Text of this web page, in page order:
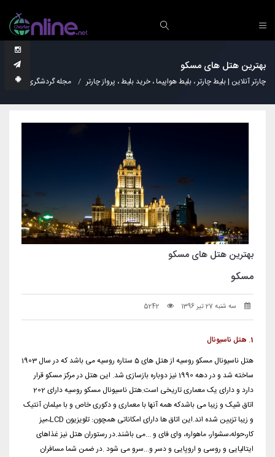
بهترین هتل های مسکو
چارتر آنلاین | بلیط چارتر ، بلیط هواپیما ، خرید بلیط ، پرواز چارتر مجله گردشگری
بهترین هتل های مسکو
مسکو
سه شنبه 27 تیر 1396 5242
1. هتل ناسیونال
هتل ناسیونال مسکو روسیه از هتل های 5 ستاره روسیه می باشد که در سال 1903
ساخته شد و در دهه 1990 نیز دوباره بازسازی شد. این هتل در مرکز مسکو قرار
دارد و دارای یک معماری تاریخی است.هتل ناسیونال مسکو روسیه دارای 202
اتاق شیک و زیبا می باشدکه همه آنها با معماری و دکوری خاص و با میلمان آنتیک
و زیبا تزیین شده اند.این اتاق ها دارای امکاناتی همچون: تلویزیون LCD،میز
کار،حوله،سشوار، ماهواره، وای فای و ...می باشند.در رستوران هتل نیز غذاهای
ایتالیایی و روسی و اروپایی و دسر و...سرو می شود .در ضمن شما مسافران